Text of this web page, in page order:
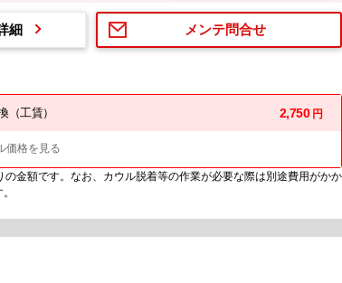
メンテ問合せ
細
（工賃） 2,750 円
価格を見る
の金額です。なお、カウル脱着等の作業が必要な際は別途費用がかか